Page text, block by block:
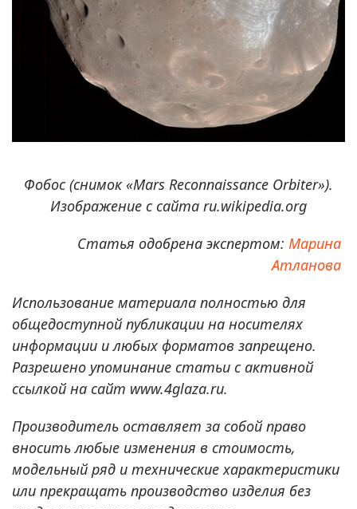
Фобос (снимок «Mars Reconnaissance Orbiter»).
Изображение с сайта ru.wikipedia.org
Статья одобрена экспертом: Марина
Атланова
Использование материала полностью для
общедоступной публикации на носителях
информации и любых форматов запрещено.
Разрешено упоминание статьи с активной
ссылкой на сайт www.4glaza.ru.
Производитель оставляет за собой право
вносить любые изменения в стоимость,
модельный ряд и технические характеристики
или прекращать производство изделия без